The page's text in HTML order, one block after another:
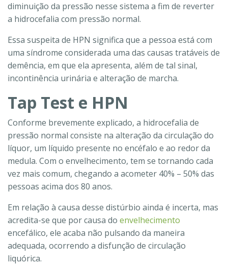
diminuição da pressão nesse sistema a fim de reverter
a hidrocefalia com pressão normal.
Essa suspeita de HPN significa que a pessoa está com
uma síndrome considerada uma das causas tratáveis de
demência, em que ela apresenta, além de tal sinal,
incontinência urinária e alteração de marcha.
Tap Test e HPN
Conforme brevemente explicado, a hidrocefalia de
pressão normal consiste na alteração da circulação do
líquor, um líquido presente no encéfalo e ao redor da
medula. Com o envelhecimento, tem se tornando cada
vez mais comum, chegando a acometer 40% – 50% das
pessoas acima dos 80 anos.
Em relação à causa desse distúrbio ainda é incerta, mas
acredita-se que por causa do envelhecimento
encefálico, ele acaba não pulsando da maneira
adequada, ocorrendo a disfunção de circulação
liquórica.